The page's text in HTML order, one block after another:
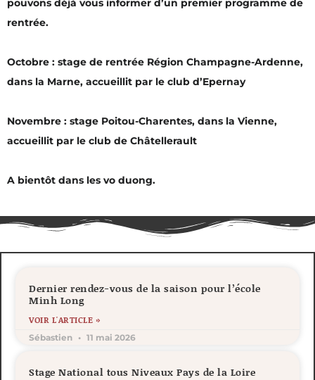
pouvons déjà vous informer d’un premier programme de
rentrée.
Octobre : stage de rentrée Région Champagne-Ardenne,
dans la Marne, accueillit par le club d’Epernay
Novembre : stage Poitou-Charentes, dans la Vienne,
accueillit par le club de Châtellerault
A bientôt dans les vo duong.
Dernier rendez-vous de la saison pour l’école
Minh Long
VOIR L'ARTICLE »
Sébastien 11 mai 2026
Stage National tous Niveaux Pays de la Loire